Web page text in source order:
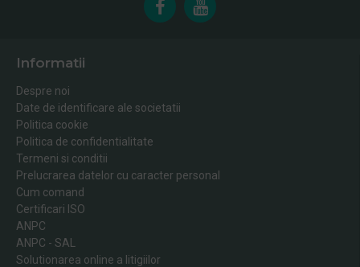
Informatii
Despre noi
Date de identificare ale societatii
Politica cookie
Politica de confidentialitate
Termeni si conditii
Prelucrarea datelor cu caracter personal
Cum comand
Certificari ISO
ANPC
ANPC - SAL
Solutionarea online a litigiilor